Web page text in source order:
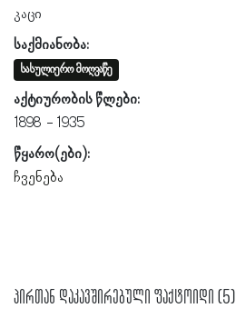
კაცი
საქმიანობა:
სასულიერო მოღვაწე
აქტიურობის წლები:
1898
1935
წყარო(ები):
ჩვენება
პირთან დაკავშირებული ფაქტოიდი (5)